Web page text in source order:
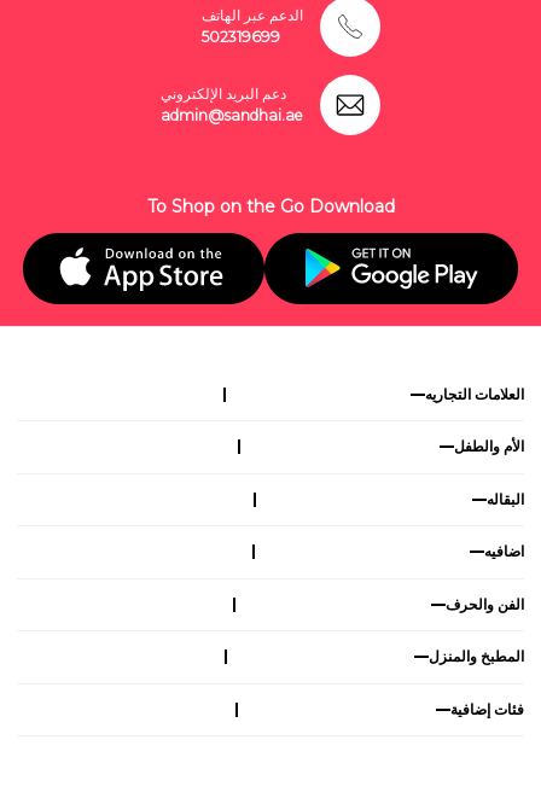
الدعم عبر الهاتف
502319699
دعم البريد الإلكتروني
admin@sandhai.ae
To Shop on the Go Download
العلامات التجاريه
الأم والطفل
البقاله
اضافيه
الفن والحرف
المطبخ والمنزل
فئات إضافية